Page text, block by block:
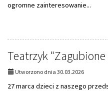
ogromne zainteresowanie...
Teatrzyk
Utworzono dnia 30.03.2026
27 marca dzieci z naszego